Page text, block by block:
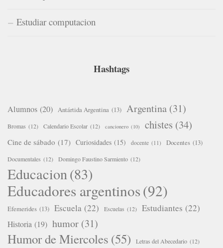
Estudiar computacion
Hashtags
Alumnos (20) Antártida Argentina (13) Argentina (31)
Bromas (12) Calendario Escolar (12) cancionero (10) chistes (34)
Cine de sábado (17) Curiosidades (15) docente (11) Docentes (13)
Documentales (12) Domingo Faustino Sarmiento (12)
Educacion(83)
Educadores argentinos(92)
Efemerides (13) Escuela (22) Escuelas (12) Estudiantes (22)
Historia (19) humor (31)
Humor de Miercoles (55) Letras del Abecedario (12)